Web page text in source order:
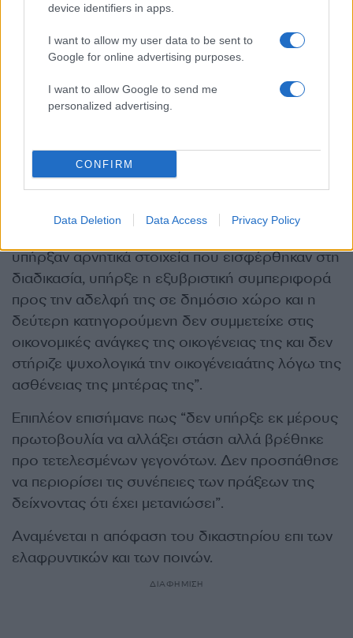
device identifiers in apps.
I want to allow my user data to be sent to
Google for online advertising purposes.
I want to allow Google to send me
personalized advertising.
CONFIRM
Data Deletion Data Access Privacy Policy
“ο κατηγορούμενος θα έπρεπε να
φροντίσει για καλύτερη περίθαλψη της
παθούσας. Ο κατηγορούμενος είχε στη
ισχυρισμός του, πως ήταν οικονομικά
ανήμπορος να εισφέρει, αποδεικνύεται
σύλληψης σε βάρος του, εμφανίστηκε ένα
μήνα μετά”.
Όσο αφορά την Μαριαλένα Μπλάχα τόνισε η
υπήρξαν αρνητικά στοιχεία που εισφέρθηκαν στη
διαδικασία, υπήρξε η εξυβριστική συμπεριφορά
προς την αδελφή της σε δημόσιο χώρο και η
δεύτερη κατηγορούμενη δεν συμμετείχε στις
οικονομικές ανάγκες της οικογένειας της και δεν
στήριζε ψυχολογικά την οικογένειαάτης λόγω της
ασθένειας της μητέρας της”.
Επιπλέον επισήμανε πως “δεν υπήρξε εκ μέρους
πρωτοβουλία να αλλάξει στάση αλλά βρέθηκε
προ τετελεσμένων γεγονότων. Δεν προσπάθησε
να περιορίσει τις συνέπειες των πράξεων της
δείχνοντας ότι έχει μετανιώσει”.
Αναμένεται η απόφαση του δικαστηρίου επι των
ελαφρυντικών και των ποινών.
ΔΙΑΦΗΜΙΣΗ